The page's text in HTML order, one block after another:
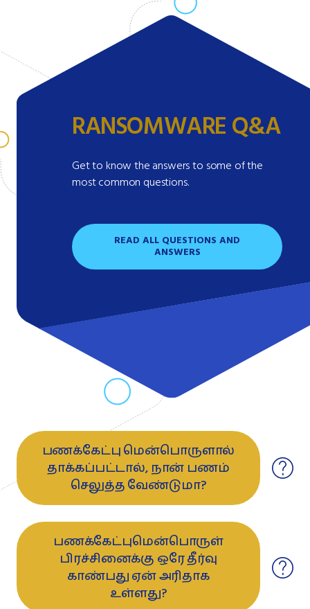
RANSOMWARE Q&A
Get to know the answers to some of the
most common questions.
READ ALL QUESTIONS AND
ANSWERS
பணக்கேட்பு மென்பொருளால்
தாக்கப்பட்டால், நான் பணம்
செலுத்த வேண்டுமா?
பணக்கேட்புமென்பொருள்
பிரச்சினைக்கு ஒரே தீர்வு
காண்பது ஏன் அரிதாக
உள்ளது?